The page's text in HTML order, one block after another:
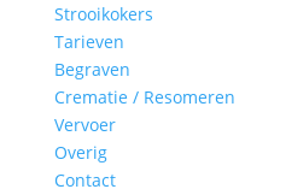
Strooikokers
Tarieven
Begraven
Crematie / Resomeren
Vervoer
Overig
Contact